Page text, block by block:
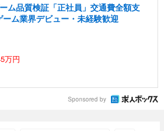
ム品質検証「正社員」交通費全額支
ム業界デビュー・未経験歓迎
万円
Sponsored by